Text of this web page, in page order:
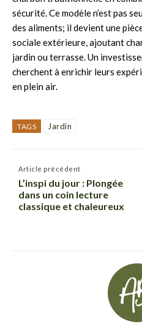
sécurité. Ce modèle n’est pas
des aliments; il devient une
sociale extérieure, ajoutant
jardin ou terrasse. Un
cherchent à enrichir leurs
en plein air.
TAGS Jardin
Article précédent
L’inspi du jour : Plongée
dans un coin lecture
classique et chaleureux